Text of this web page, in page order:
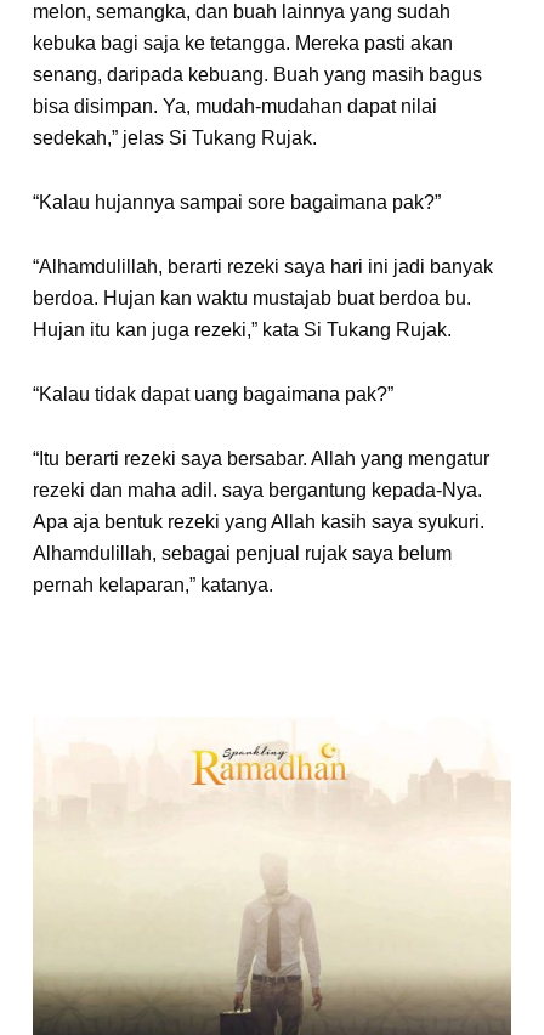
melon, semangka, dan buah lainnya yang sudah
kebuka bagi saja ke tetangga. Mereka pasti akan
senang, daripada kebuang. Buah yang masih bagus
bisa disimpan. Ya, mudah-mudahan dapat nilai
sedekah,” jelas Si Tukang Rujak.
“Kalau hujannya sampai sore bagaimana pak?”
“Alhamdulillah, berarti rezeki saya hari ini jadi banyak
berdoa. Hujan kan waktu mustajab buat berdoa bu.
Hujan itu kan juga rezeki,” kata Si Tukang Rujak.
“Kalau tidak dapat uang bagaimana pak?”
“Itu berarti rezeki saya bersabar. Allah yang mengatur
rezeki dan maha adil. saya bergantung kepada-Nya.
Apa aja bentuk rezeki yang Allah kasih saya syukuri.
Alhamdulillah, sebagai penjual rujak saya belum
pernah kelaparan,” katanya.